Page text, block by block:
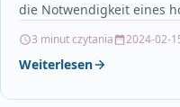
die Notwendigkeit eines
3 minut czytania 2024-02-
Weiterlesen